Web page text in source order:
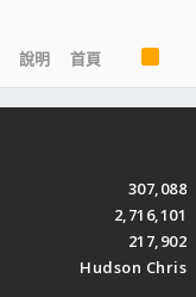
說明 首頁
R
S
S
307,088
2,716,101
217,902
Hudson Chris